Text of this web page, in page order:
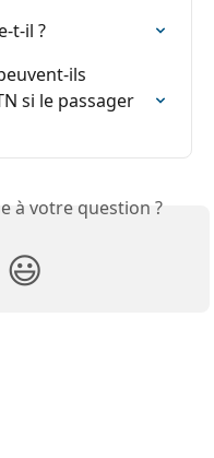
t-il ?
ils
si le passager
à votre question ?
😃